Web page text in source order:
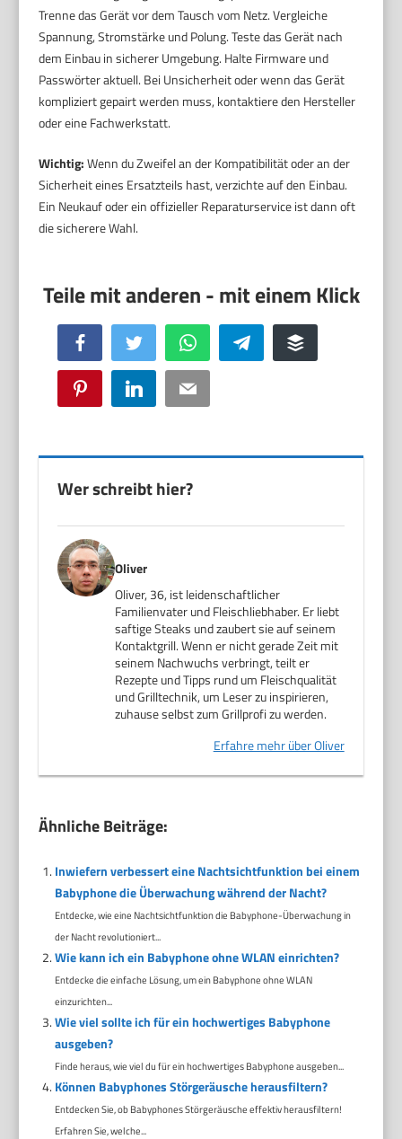
Trenne das Gerät vor dem Tausch vom Netz. Vergleiche
Spannung, Stromstärke und Polung. Teste das Gerät nach
dem Einbau in sicherer Umgebung. Halte Firmware und
Passwörter aktuell. Bei Unsicherheit oder wenn das Gerät
kompliziert gepairt werden muss, kontaktiere den Hersteller
oder eine Fachwerkstatt.
Wichtig:Wenn du Zweifel an der Kompatibilität oder an der
Sicherheit eines Ersatzteils hast, verzichte auf den Einbau.
Ein Neukauf oder ein offizieller Reparaturservice ist dann oft
die sicherere Wahl.
Facebook Twitter WhatsApp Telegram Buffer
Pinterest LinkedIn Email
Wer schreibt hier?
Oliver
Oliver, 36, ist leidenschaftlicher
Familienvater und Fleischliebhaber. Er liebt
saftige Steaks und zaubert sie auf seinem
Kontaktgrill. Wenn er nicht gerade Zeit mit
seinem Nachwuchs verbringt, teilt er
Rezepte und Tipps rund um Fleischqualität
und Grilltechnik, um Leser zu inspirieren,
zuhause selbst zum Grillprofi zu werden.
Erfahre mehr über Oliver
Ähnliche Beiträge:
Inwiefern verbessert eine Nachtsichtfunktion bei einem
Babyphone die Überwachung während der Nacht?
Entdecke, wie eine Nachtsichtfunktion die Babyphone-Überwachung in
der Nacht revolutioniert...
Wie kann ich ein Babyphone ohne WLAN einrichten?
Entdecke die einfache Lösung, um ein Babyphone ohne WLAN
einzurichten...
Wie viel sollte ich für ein hochwertiges Babyphone
ausgeben?
Finde heraus, wie viel du für ein hochwertiges Babyphone ausgeben...
Können Babyphones Störgeräusche herausfiltern?
Entdecken Sie, ob Babyphones Störgeräusche effektiv herausfiltern!
Erfahren Sie, welche...